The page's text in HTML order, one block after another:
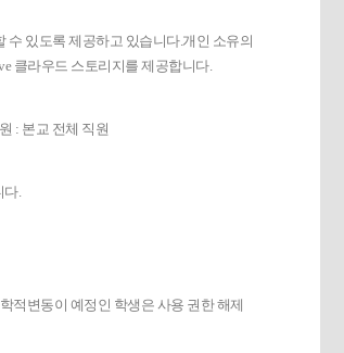
수 있도록 제공하고 있습니다.개인 소유의
클라우드 스토리지를 제공합니다.
: 본교 전체 직원
다.
적변동이 예정인 학생은 사용 권한 해제